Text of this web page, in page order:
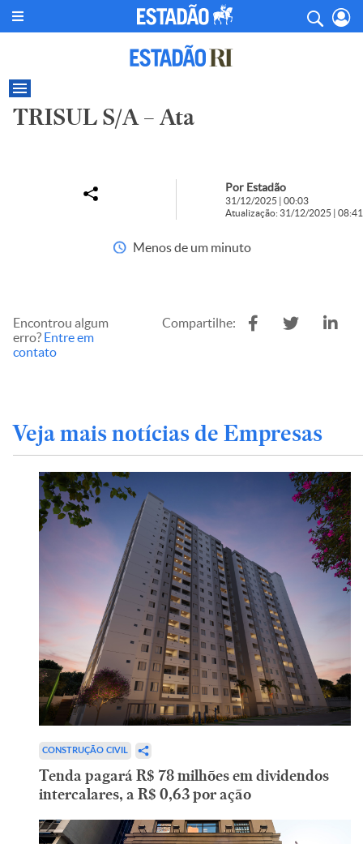
TRISUL S/A – Ata
Por Estadão
31/12/2025 | 00:03
Atualização: 31/12/2025 | 08:41
Menos de um minuto
Encontrou algum
erro? Entre em
contato
Compartilhe:
Veja mais notícias de Empresas
CONSTRUÇÃO CIVIL
Tenda pagará R$ 78 milhões em dividendos
intercalares, a R$ 0,63 por ação